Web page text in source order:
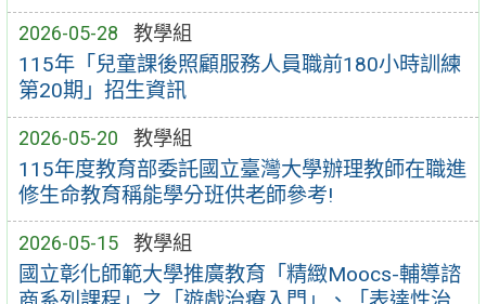
2026-05-28 教學組
115年「兒童課後照顧服務人員職前180小時訓練
第20期」招生資訊
2026-05-20 教學組
115年度教育部委託國立臺灣大學辦理教師在職進
修生命教育稱能學分班供老師參考!
2026-05-15 教學組
國立彰化師範大學推廣教育「精緻Moocs-輔導諮